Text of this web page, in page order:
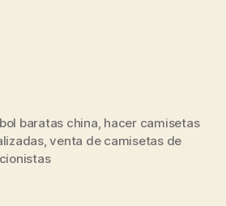
baratas china hacer camisetas
,venta de camisetas de